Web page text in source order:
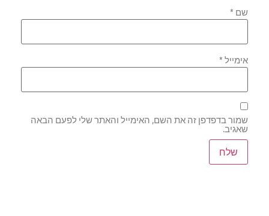
שם*
אימייל*
שמור בדפדפן זה את השם, האימייל והאתר שלי לפעם הבאה
שאגיב.